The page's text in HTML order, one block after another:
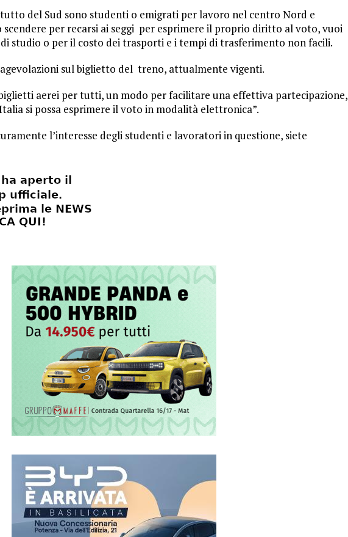
del Sud sono studenti o emigrati per lavoro nel centro Nord e
per recarsi ai seggi per esprimere il proprio diritto al voto, vuoi
studio o per il costo dei trasporti e i tempi di trasferimento non facili.
sul biglietto del treno, attualmente vigenti.
aerei per tutti, un modo per facilitare una effettiva partecipazione,
si possa esprimere il voto in modalità elettronica”.
l’interesse degli studenti e lavoratori in questione, siete